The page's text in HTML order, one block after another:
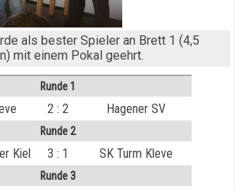
als bester Spieler an Brett 1 (4,5
mit einem Pokal geehrt.
Runde 1
2 : 2 Hagener SV
Runde 2
Kiel 3 : 1 SK Turm Kleve
Runde 3